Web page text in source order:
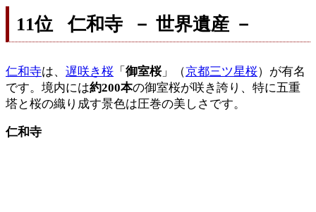
11位 仁和寺 － 世界遺産 －
仁和寺は、 遅咲き桜 「 御室桜」（京都三ツ星桜）が有名
です。境内には約200本の御室桜が咲き誇り、特に五重
塔と桜の織り成す景色は圧巻の美しさです。
仁和寺